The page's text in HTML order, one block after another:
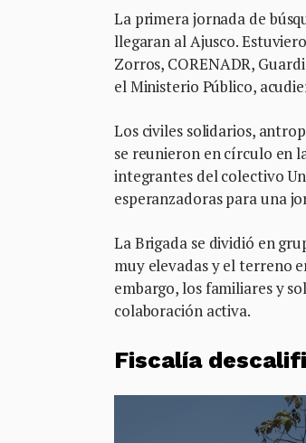
La primera jornada de
llegaran al Ajusco.
Zorros, CORENADR,
el Ministerio Público,
Los civiles solidarios,
se reunieron en círculo en
integrantes del colectivo
esperanzadoras para una
La Brigada se dividió en
muy elevadas y el terreno
embargo, los familiares y
colaboración activa.
Fiscalía